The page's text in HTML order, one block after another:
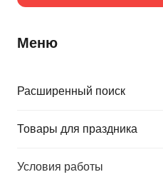
Меню
Расширенный поиск
Товары для праздника
Условия работы
шара гелием оплачивается
Вход для партнеров